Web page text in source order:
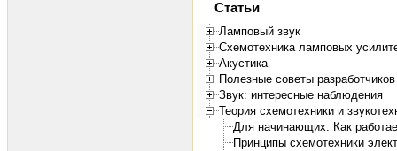
Статьи
Ламповый звук
Схемотехника ламповых
Акустика
Полезные советы
Звук: интересные наблюдения
Теория схемотехники и
Для начинающих. Как
Принципы схемотехники